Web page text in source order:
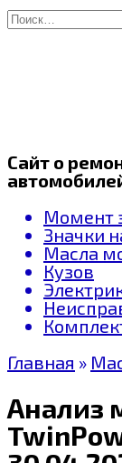
Перейти
к
Search
for:
Сайт о
Момент
Значки
Масла
Кузов
Главная »
Анализ